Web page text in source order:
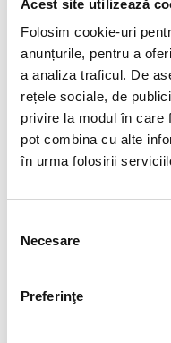
Acest site utilizează
Folosim cookie-uri
anunțurile, pentru a
a analiza traficul. De
rețele sociale, de
privire la modul în care
pot combina cu alte
în urma folosirii
consimțământului
Necesare
Preferinţe
producător fără preaviz
DESCRIERE
Rezistență